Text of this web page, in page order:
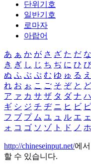
단위기호
일반기호
로마자
아랍어
あ ぁ か が さ ざ た だ な
き ぎ し じ ち ぢ に ひ び
ぬ ふ ぶ ぷ む ゆ ゅ る え
れ お ぉ こ ご そ ぞ と ど
ア ァ カ サ ザ タ ダ ナ ハ
ギ シ ジ チ ヂ ニ ヒ ビ ピ
フ ブ プ ム ユ ュ ル エ ェ
ォ コ ゴ ソ ゾ ト ド ノ ホ
http://chineseinput.net/에
할 수 있습니다.